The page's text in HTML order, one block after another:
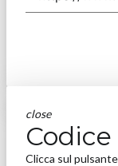
close
Codice
Clicca sul